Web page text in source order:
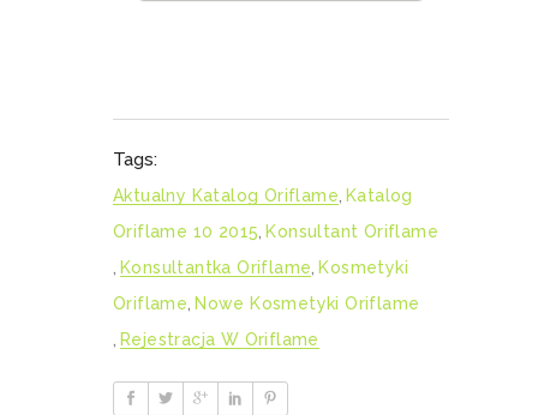
Tags:
Aktualny Katalog Oriflame Katalog
Oriflame 10 2015 Konsultant Oriflame
Konsultantka Oriflame Kosmetyki
Oriflame Nowe Kosmetyki Oriflame
Rejestracja W Oriflame